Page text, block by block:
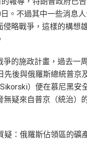
。不過其中一些消息
略戰爭，這樣的構想
的施政計畫，過去一
先後與俄羅斯總統普京
）便在慕尼黑安
無疑來自普京（統治）
：俄羅斯佔領區的礦